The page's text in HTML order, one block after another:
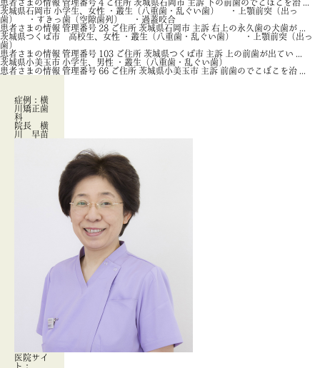
患者さまの情報 管理番号 4 ご住所 茨城県石岡市 主訴 下の前歯のでこぼこを治 ...
茨城県石岡市 小学生、女性 ・叢生（八重歯・乱ぐい歯） ・上顎前突（出っ
歯） ・すきっ歯（空隙歯列） ・過蓋咬合
患者さまの情報 管理番号 28 ご住所 茨城県石岡市 主訴 右上の永久歯の犬歯が ...
茨城県つくば市 高校生、女性 ・叢生（八重歯・乱ぐい歯） ・上顎前突（出っ
歯）
患者さまの情報 管理番号 103 ご住所 茨城県つくば市 主訴 上の前歯が出てい ...
茨城県小美玉市 小学生、男性 ・叢生（八重歯・乱ぐい歯）
患者さまの情報 管理番号 66 ご住所 茨城県小美玉市 主訴 前歯のでこぼこを治 ...
症例：横
川矯正歯
科
院長 横
川 早苗
医院サイ
ト：